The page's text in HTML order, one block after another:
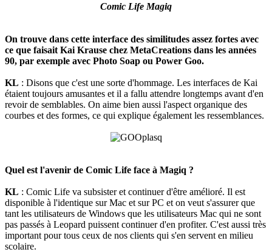
Comic Life Magiq
On trouve dans cette interface des similitudes assez fortes avec
ce que faisait Kai Krause chez MetaCreations dans les années
90, par exemple avec Photo Soap ou Power Goo.
KL : Disons que c'est une sorte d'hommage. Les interfaces de Kai
étaient toujours amusantes et il a fallu attendre longtemps avant d'en
revoir de semblables. On aime bien aussi l'aspect organique des
courbes et des formes, ce qui explique également les ressemblances.
Quel est l'avenir de Comic Life face à Magiq ?
KL : Comic Life va subsister et continuer d'être amélioré. Il est
disponible à l'identique sur Mac et sur PC et on veut s'assurer que
tant les utilisateurs de Windows que les utilisateurs Mac qui ne sont
pas passés à Leopard puissent continuer d'en profiter. C'est aussi très
important pour tous ceux de nos clients qui s'en servent en milieu
scolaire.